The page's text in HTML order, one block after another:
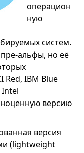
операцион
ную
систем.
альфы, но её
Red, IBM Blue
Intel
версию
версия
(lightweight